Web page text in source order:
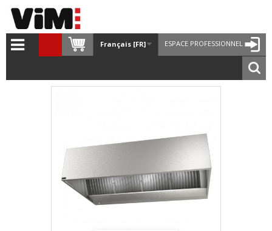
ESPACE PROFESSIONNEL
Français [FR]